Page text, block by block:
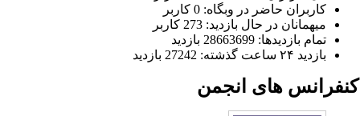
کاربران حاضر در وبگاه: 0 کاربر
میهمانان در حال بازدید: 273 کاربر
تمام بازدید‌ها: 28663699 بازدید
بازدید ۲۴ ساعت گذشته: 27242 بازدید
های انجمن